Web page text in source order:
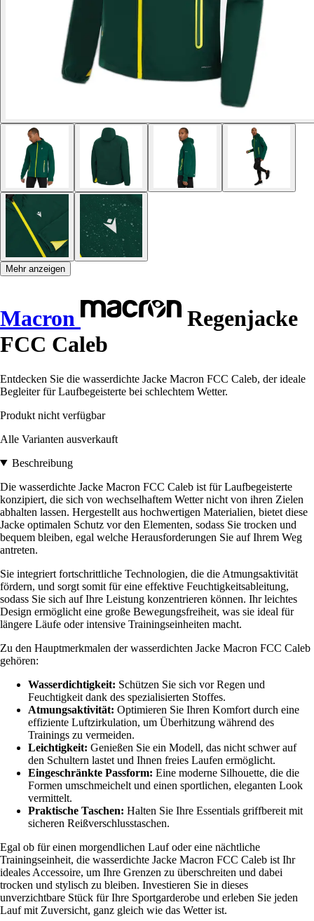
Mehr anzeigen
Macron
Regenjacke
FCC Caleb
Entdecken Sie die wasserdichte Jacke Macron FCC Caleb, der ideale
Begleiter für Laufbegeisterte bei schlechtem Wetter.
Produkt nicht verfügbar
Alle Varianten ausverkauft
Beschreibung
Die wasserdichte Jacke Macron FCC Caleb ist für Laufbegeisterte
konzipiert, die sich von wechselhaftem Wetter nicht von ihren Zielen
abhalten lassen. Hergestellt aus hochwertigen Materialien, bietet diese
Jacke optimalen Schutz vor den Elementen, sodass Sie trocken und
bequem bleiben, egal welche Herausforderungen Sie auf Ihrem Weg
antreten.
Sie integriert fortschrittliche Technologien, die die Atmungsaktivität
fördern, und sorgt somit für eine effektive Feuchtigkeitsableitung,
sodass Sie sich auf Ihre Leistung konzentrieren können. Ihr leichtes
Design ermöglicht eine große Bewegungsfreiheit, was sie ideal für
längere Läufe oder intensive Trainingseinheiten macht.
Zu den Hauptmerkmalen der wasserdichten Jacke Macron FCC Caleb
gehören:
Wasserdichtigkeit: Schützen Sie sich vor Regen und
Feuchtigkeit dank des spezialisierten Stoffes.
Atmungsaktivität: Optimieren Sie Ihren Komfort durch eine
effiziente Luftzirkulation, um Überhitzung während des
Trainings zu vermeiden.
Leichtigkeit: Genießen Sie ein Modell, das nicht schwer auf
den Schultern lastet und Ihnen freies Laufen ermöglicht.
Eingeschränkte Passform: Eine moderne Silhouette, die die
Formen umschmeichelt und einen sportlichen, eleganten Look
vermittelt.
Praktische Taschen: Halten Sie Ihre Essentials griffbereit mit
sicheren Reißverschlusstaschen.
Egal ob für einen morgendlichen Lauf oder eine nächtliche
Trainingseinheit, die wasserdichte Jacke Macron FCC Caleb ist Ihr
ideales Accessoire, um Ihre Grenzen zu überschreiten und dabei
trocken und stylisch zu bleiben. Investieren Sie in dieses
unverzichtbare Stück für Ihre Sportgarderobe und erleben Sie jeden
Lauf mit Zuversicht, ganz gleich wie das Wetter ist.